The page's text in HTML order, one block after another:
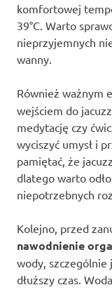
komfortowej
39°C. Warto
nieprzyjemnych
wanny.
Również ważnym
wejściem do
medytację czy
wyciszyć umysł i
pamiętać, że
dlatego warto
niepotrzebnych
Kolejno, przed
nawodnienie
wody, szczególnie
dłuższy czas.